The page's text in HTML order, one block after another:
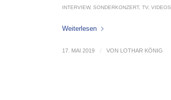
INTERVIEW, SONDERKONZERT, TV, VIDEOS
Weiterlesen
17. MAI 2019 / VON LOTHAR KÖNIG